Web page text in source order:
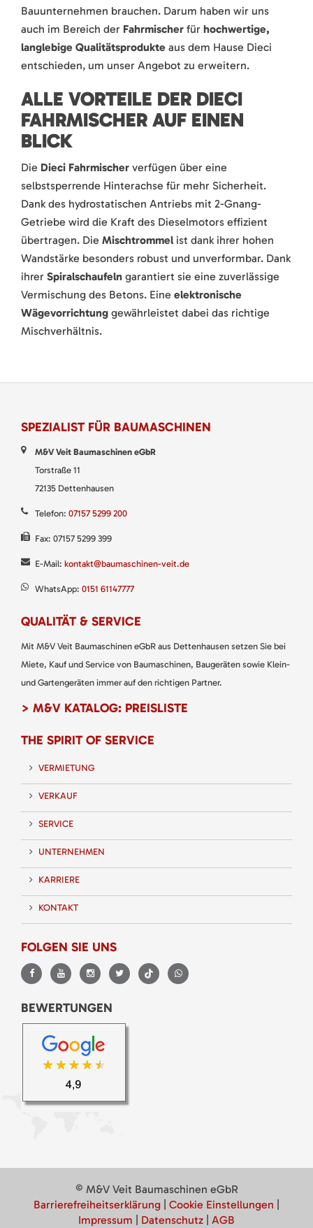
Bauunternehmen brauchen. Darum haben wir uns
auch im Bereich der Fahrmischer für hochwertige,
langlebige Qualitätsprodukte aus dem Hause Dieci
entschieden, um unser Angebot zu erweitern.
ALLE VORTEILE DER DIECI
FAHRMISCHER AUF EINEN
BLICK
Die Dieci Fahrmischer verfügen über eine
selbstsperrende Hinterachse für mehr Sicherheit.
Dank des hydrostatischen Antriebs mit 2-Gnang-
Getriebe wird die Kraft des Dieselmotors effizient
übertragen. Die Mischtrommel ist dank ihrer hohen
Wandstärke besonders robust und unverformbar. Dank
ihrer Spiralschaufeln garantiert sie eine zuverlässige
Vermischung des Betons. Eine elektronische
Wägevorrichtung gewährleistet dabei das richtige
Mischverhältnis.
SPEZIALIST FÜR BAUMASCHINEN
M&V Veit Baumaschinen eGbR
Torstraße 11
72135 Dettenhausen
Telefon: 07157 5299 200
Fax: 07157 5299 399
E-Mail: kontakt@baumaschinen-veit.de
WhatsApp: 0151 61147777
QUALITÄT & SERVICE
Mit M&V Veit Baumaschinen eGbR aus Dettenhausen setzen Sie bei
Miete, Kauf und Service von Baumaschinen, Baugeräten sowie Klein-
und Gartengeräten immer auf den richtigen Partner.
> M&V KATALOG: PREISLISTE
THE SPIRIT OF SERVICE
VERMIETUNG
VERKAUF
SERVICE
UNTERNEHMEN
KARRIERE
KONTAKT
FOLGEN SIE UNS
BEWERTUNGEN
© M&V Veit Baumaschinen eGbR
Barrierefreiheitserklärung
Cookie Einstellungen
Impressum
Datenschutz AGB